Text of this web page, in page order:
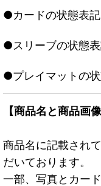
●カードの状態表
●スリーブの状態
●プレイマットの
【商品名と商品画
商品名に記載され
だいております。
一部、写真とカー